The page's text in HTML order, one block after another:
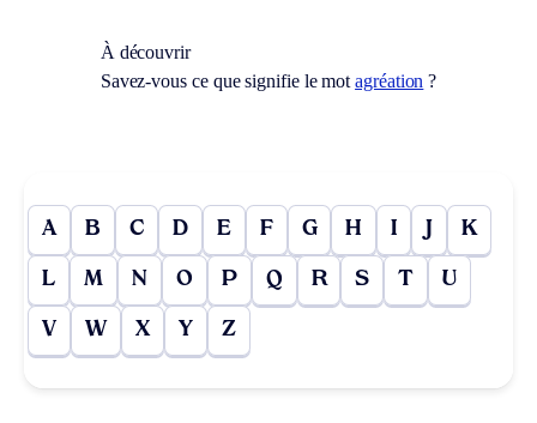
À découvrir
Savez-vous ce que signifie le motagréation ?
A B C D E F G H I J K
L M N O P Q R S T U
V W X Y Z